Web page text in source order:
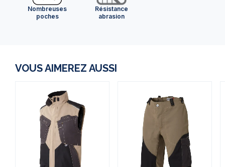
Nombreuses
poches
Résistance
abrasion
VOUS AIMEREZ AUSSI